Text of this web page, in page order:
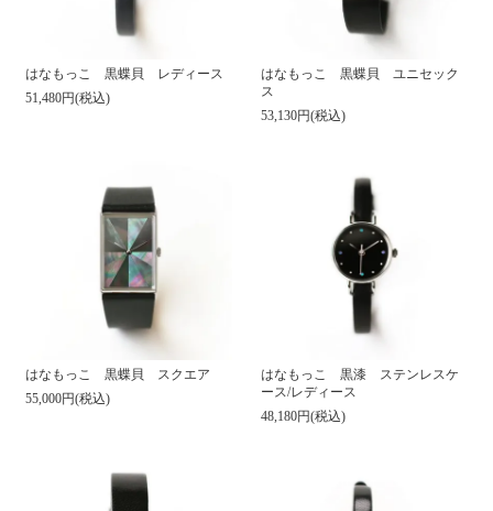
はなもっこ 黒蝶貝 レディース
51,480円(税込)
はなもっこ 黒蝶貝 ユニセック
ス
53,130円(税込)
はなもっこ 黒蝶貝 スクエア
55,000円(税込)
はなもっこ 黒漆 ステンレスケ
ース/レディース
48,180円(税込)